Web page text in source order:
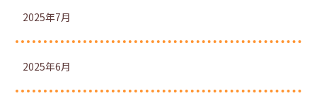
2025年7月
2025年6月